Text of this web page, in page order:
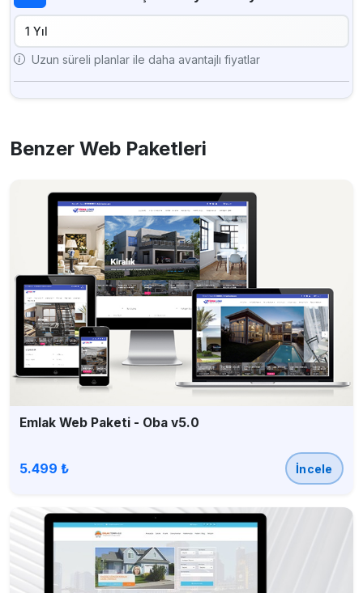
Uzun süreli planlar ile daha avantajlı fiyatlar
Benzer Web Paketleri
Emlak Web Paketi - Oba v5.0
5.499 ₺ İncele